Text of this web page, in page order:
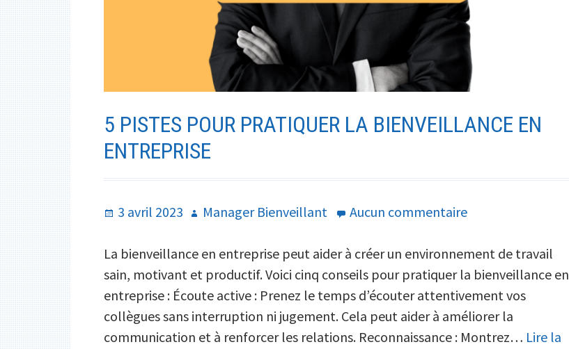
5 PISTES POUR PRATIQUER LA BIENVEILLANCE EN
ENTREPRISE
Publié
3 avril 2023 Auteur
Manager Bienveillant Aucun commentairesur
pistes
pour
pratiquer
la
bienveillance
La bienveillance en entreprise peut aider à créer un environnement de travail
sain, motivant et productif. Voici cinq conseils pour pratiquer la bienveillance en
entreprise : Écoute active : Prenez le temps d’écouter attentivement vos
collègues sans interruption ni jugement. Cela peut aider à améliorer la
communication et à renforcer les relations. Reconnaissance : Montrez… Lire la